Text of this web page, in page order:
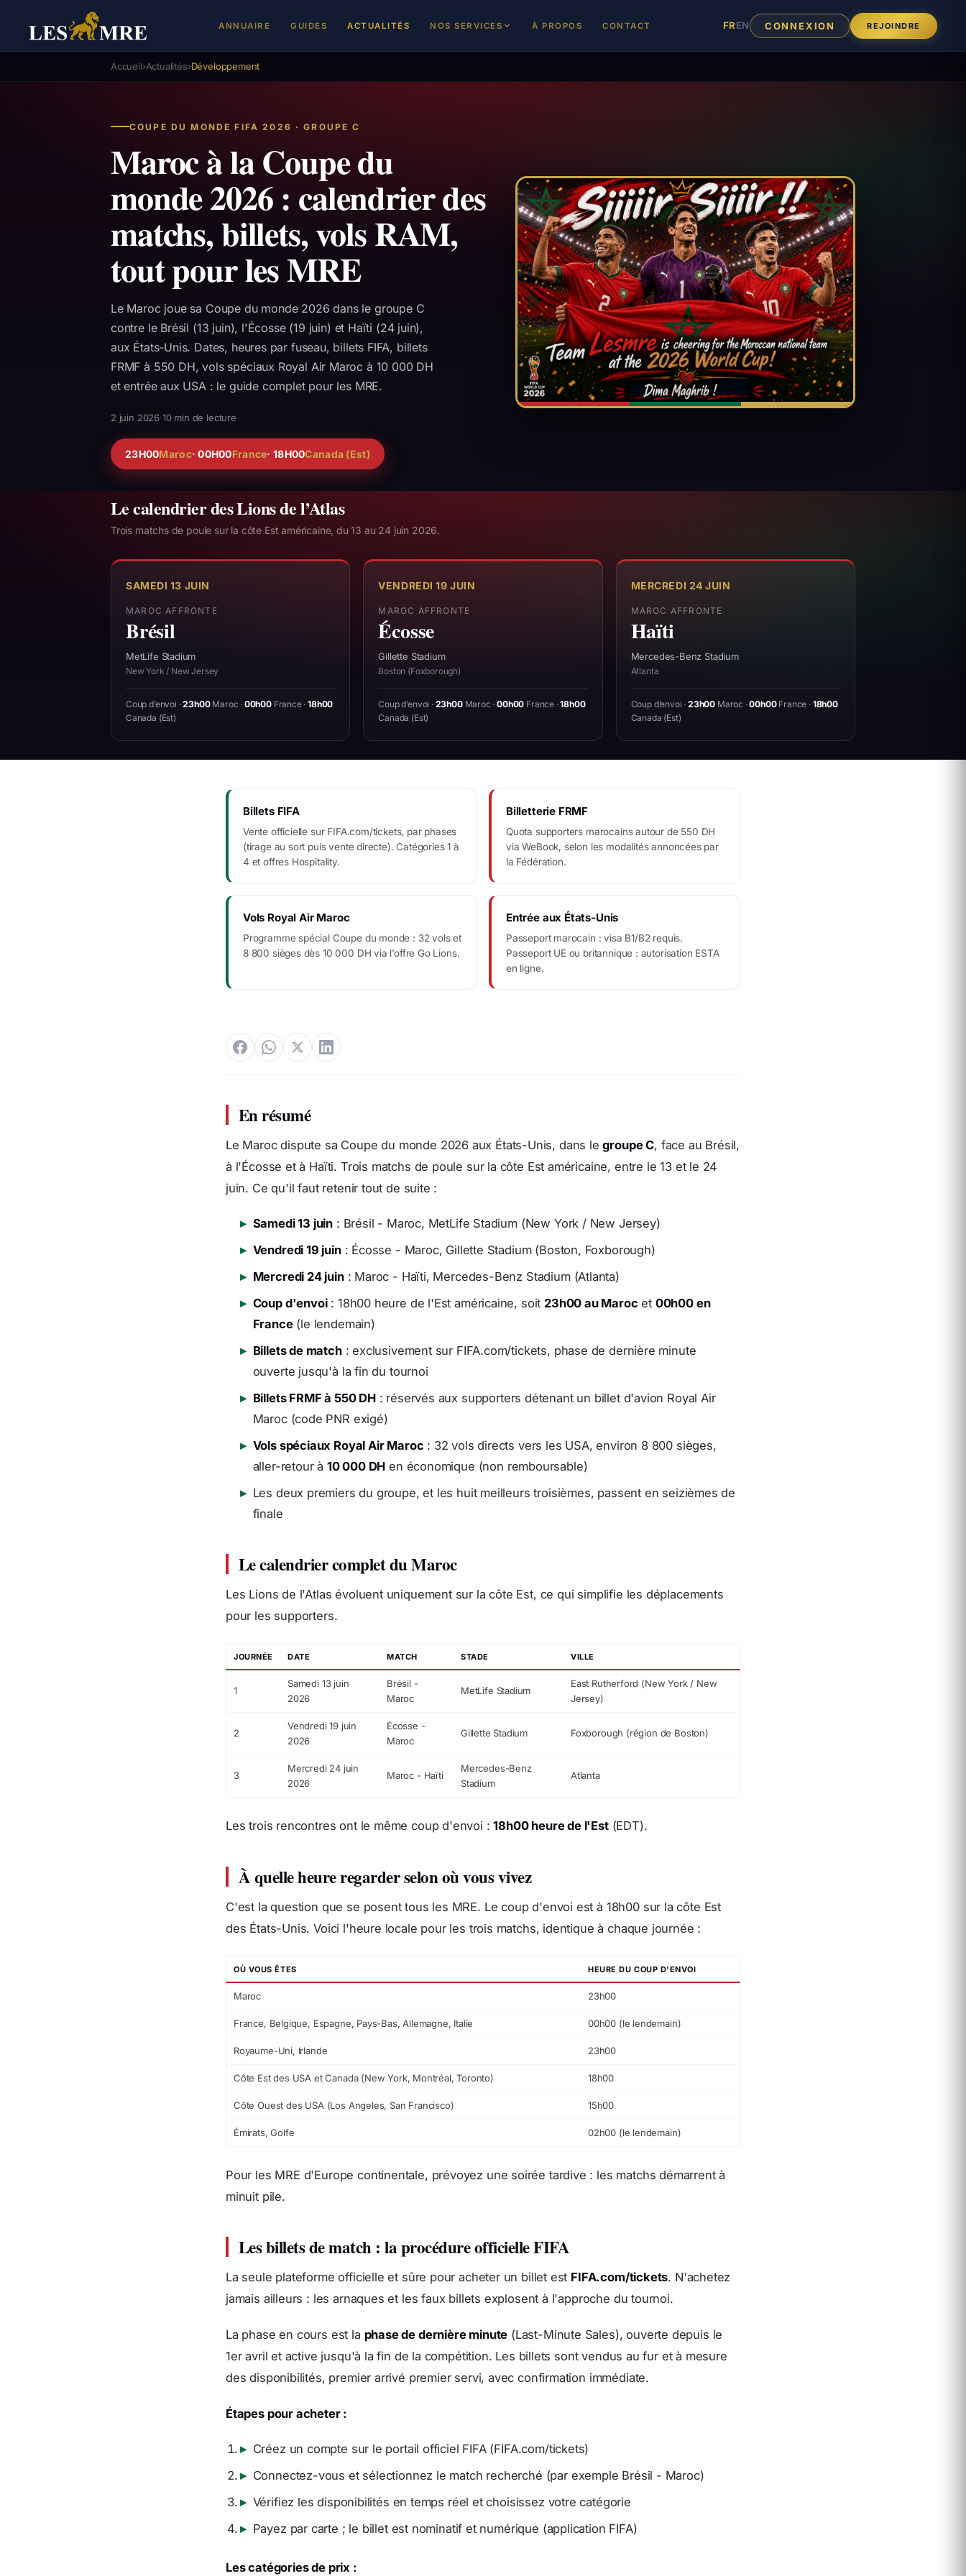
ANNUAIRE GUIDES ACTUALITÉS NOS SERVICES
TALENTS & STARTUPS
Proposez votre projet à notre écosystème
À PROPOS CONTACT FREN CONNEXION REJOINDRE
Accueil›Actualités›Développement
COUPE DU MONDE FIFA 2026 · GROUPE C
Maroc à la Coupe du
monde 2026 : calendrier des
matchs, billets, vols RAM,
tout pour les MRE
Le Maroc joue sa Coupe du monde 2026 dans le groupe C
contre le Brésil (13 juin), l'Écosse (19 juin) et Haïti (24 juin),
aux États-Unis. Dates, heures par fuseau, billets FIFA, billets
FRMF à 550 DH, vols spéciaux Royal Air Maroc à 10 000 DH
et entrée aux USA : le guide complet pour les MRE.
2 juin 2026·10 min de lecture
23H00Maroc· 00H00France· 18H00Canada (Est)
Le calendrier des Lions de l’Atlas
Trois matchs de poule sur la côte Est américaine, du 13 au 24 juin 2026.
SAMEDI 13 JUIN
MAROC AFFRONTE
Brésil
MetLife Stadium
New York / New Jersey
Coup d’envoi ·23h00Maroc · 00h00France ·18h00
Canada (Est)
VENDREDI 19 JUIN
MAROC AFFRONTE
Écosse
Gillette Stadium
Boston (Foxborough)
Coup d’envoi · 23h00Maroc ·00h00 France ·18h00
Canada (Est)
MERCREDI 24 JUIN
MAROC AFFRONTE
Haïti
Mercedes-Benz Stadium
Atlanta
Coup d’envoi · 23h00 Maroc ·00h00France · 18h00
Canada (Est)
Billets FIFA
Vente officielle sur FIFA.com/tickets, par phases
(tirage au sort puis vente directe). Catégories 1 à
4 et offres Hospitality.
Billetterie FRMF
Quota supporters marocains autour de 550 DH
via WeBook, selon les modalités annoncées par
la Fédération.
Vols Royal Air Maroc
Programme spécial Coupe du monde : 32 vols et
8 800 sièges dès 10 000 DH via l’offre Go Lions.
Entrée aux États-Unis
Passeport marocain : visa B1/B2 requis.
Passeport UE ou britannique : autorisation ESTA
en ligne.
En résumé
Le Maroc dispute sa Coupe du monde 2026 aux États-Unis, dans legroupe C, face au Brésil,
à l'Écosse et à Haïti. Trois matchs de poule sur la côte Est américaine, entre le 13 et le 24
juin. Ce qu'il faut retenir tout de suite :
▸ Samedi 13 juin : Brésil - Maroc, MetLife Stadium (New York / New Jersey)
▸ Vendredi 19 juin: Écosse - Maroc, Gillette Stadium (Boston, Foxborough)
▸ Mercredi 24 juin: Maroc - Haïti, Mercedes-Benz Stadium (Atlanta)
▸ Coup d'envoi: 18h00 heure de l'Est américaine, soit 23h00 au Maroc et 00h00 en
France(le lendemain)
▸ Billets de match: exclusivement sur FIFA.com/tickets, phase de dernière minute
ouverte jusqu'à la fin du tournoi
▸ Billets FRMF à 550 DH: réservés aux supporters détenant un billet d'avion Royal Air
Maroc (code PNR exigé)
▸ Vols spéciaux Royal Air Maroc : 32 vols directs vers les USA, environ 8 800 sièges,
aller-retour à 10 000 DH en économique (non remboursable)
▸ Les deux premiers du groupe, et les huit meilleurs troisièmes, passent en seizièmes de
finale
Le calendrier complet du Maroc
Les Lions de l'Atlas évoluent uniquement sur la côte Est, ce qui simplifie les déplacements
pour les supporters.
JOURNÉE DATE MATCH STADE VILLE
1
Samedi 13 juin
2026
Brésil -
Maroc
MetLife Stadium
East Rutherford (New York / New
Jersey)
2
Vendredi 19 juin
2026
Écosse -
Maroc
Gillette Stadium Foxborough (région de Boston)
3
Mercredi 24 juin
2026
Maroc - Haïti
Mercedes-Benz
Stadium
Atlanta
Les trois rencontres ont le même coup d'envoi :18h00 heure de l'Est(EDT).
À quelle heure regarder selon où vous vivez
C'est la question que se posent tous les MRE. Le coup d'envoi est à 18h00 sur la côte Est
des États-Unis. Voici l'heure locale pour les trois matchs, identique à chaque journée :
OÙ VOUS ÊTES HEURE DU COUP D'ENVOI
Maroc 23h00
France, Belgique, Espagne, Pays-Bas, Allemagne, Italie 00h00 (le lendemain)
Royaume-Uni, Irlande 23h00
Côte Est des USA et Canada (New York, Montréal, Toronto) 18h00
Côte Ouest des USA (Los Angeles, San Francisco) 15h00
Émirats, Golfe 02h00 (le lendemain)
Pour les MRE d'Europe continentale, prévoyez une soirée tardive : les matchs démarrent à
minuit pile.
Les billets de match : la procédure officielle FIFA
La seule plateforme officielle et sûre pour acheter un billet est FIFA.com/tickets. N'achetez
jamais ailleurs : les arnaques et les faux billets explosent à l'approche du tournoi.
La phase en cours est la phase de dernière minute (Last-Minute Sales), ouverte depuis le
1er avril et active jusqu'à la fin de la compétition. Les billets sont vendus au fur et à mesure
des disponibilités, premier arrivé premier servi, avec confirmation immédiate.
Étapes pour acheter :
▸ Créez un compte sur le portail officiel FIFA (FIFA.com/tickets)
▸ Connectez-vous et sélectionnez le match recherché (par exemple Brésil - Maroc)
▸ Vérifiez les disponibilités en temps réel et choisissez votre catégorie
▸ Payez par carte ; le billet est nominatif et numérique (application FIFA)
Les catégories de prix :